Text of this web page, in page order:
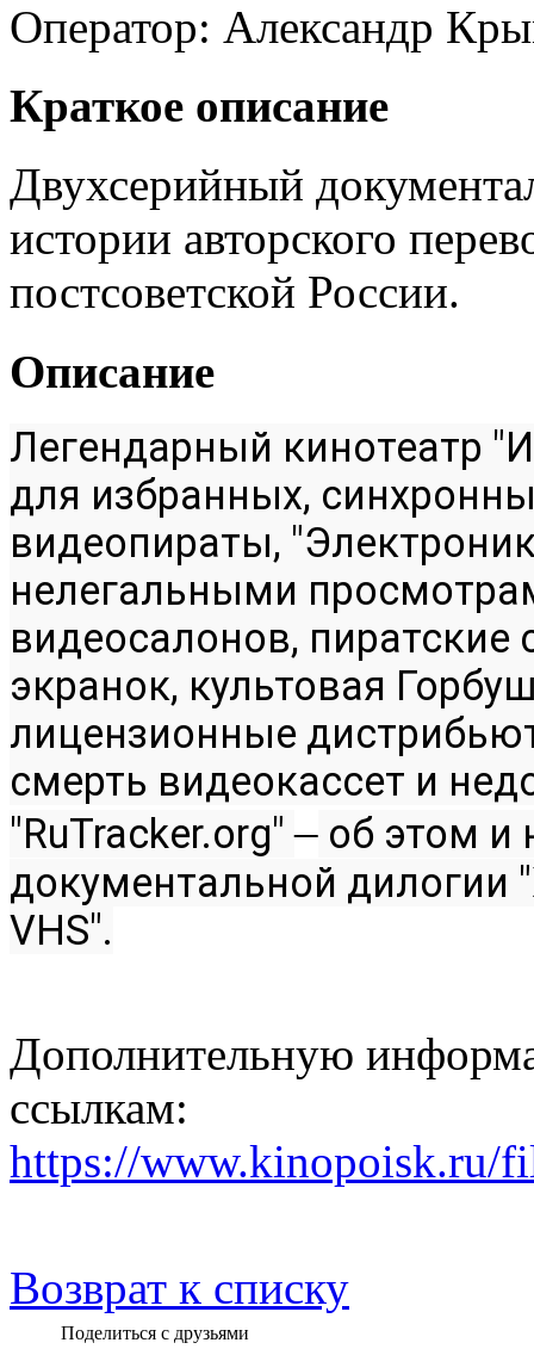
Оператор: Александр
Краткое описание
Двухсерийный
истории авторского
постсоветской России.
Описание
Легендарный кинотеатр
для избранных,
видеопираты,
нелегальными
видеосалонов, пиратские
экранок, культовая
лицензионные
смерть видеокассет и
"RuTracker.org" – об этом и
документальной дилогии
VHS".
Дополнительную
ссылкам:
https://www.kinopoisk.ru/
Возврат к списку
Поделиться с друзьями